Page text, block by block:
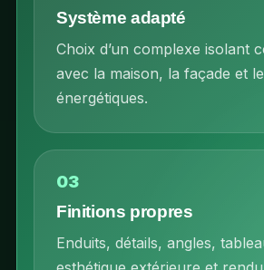
Système adapté
Choix d’un complexe isolant
avec la maison, la façade et
énergétiques.
03
Finitions propres
Enduits, détails, angles,